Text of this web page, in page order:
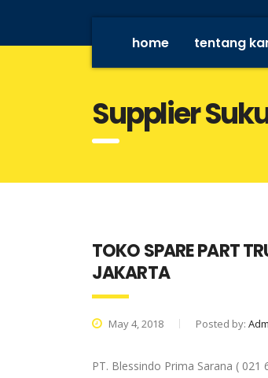
home tentang
Supplier
TOKO SPARE PART
JAKARTA
May 4, 2018 Posted by:
PT. Blessindo Prima Sarana (